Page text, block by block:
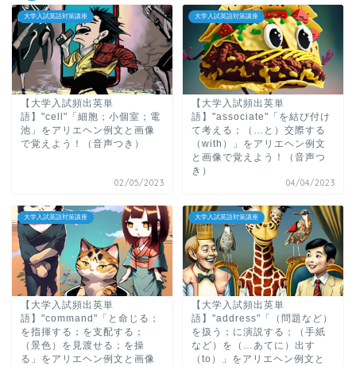
大学入試英語対策講座
【大学入試頻出英単
語】"cell"「細胞；小個室；電
池」をアリエヘン例文と画像
で覚えよう！（音声つき）
02/05/2023
大学入試英語対策講座
【大学入試頻出英単
語】"associate"「を結び付け
て考える；（…と）交際する
（with）」をアリエヘン例文
と画像で覚えよう！（音声つ
き）
04/04/2023
大学入試英語対策講座
【大学入試頻出英単
語】"command"「と命じる；
を指揮する；を支配する；
（景色）を見渡せる；を操
る」をアリエヘン例文と画像
大学入試英語対策講座
【大学入試頻出英単
語】"address"「（問題など）
を扱う；に演説する；（手紙
など）を（…あてに）出す
（to）」をアリエヘン例文と